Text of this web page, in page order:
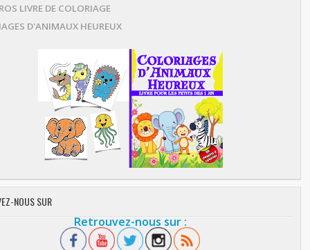
LIVRE DE COLORIAGE
D'ANIMAUX HEUREUX
NOUS SUR
Retrouvez-nous sur :